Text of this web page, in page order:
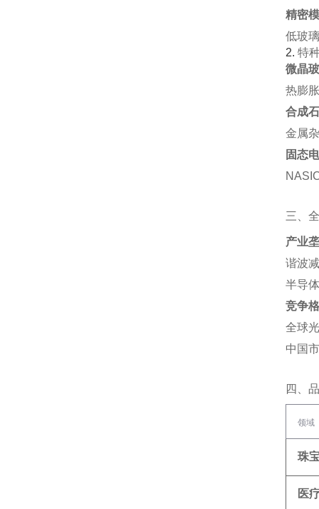
精密
低玻
2. ‌ 特
微晶
热膨
合成
金属
固态
三、
产业
谐波
半导
竞争
全球
中国
四、
领域
珠
医